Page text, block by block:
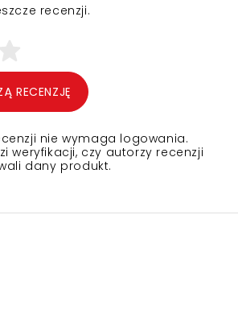
recenzji.
RECENZJĘ
nie wymaga logowania.
weryfikacji, czy autorzy recenzji
dany produkt.